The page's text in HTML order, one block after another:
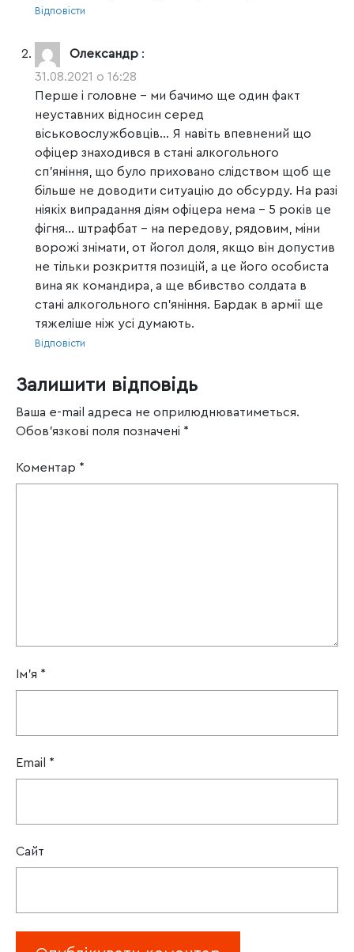
Відповісти
Олександр :
31.08.2021 о 16:28
Перше і головне – ми бачимо ще один факт
неуставних відносин серед
віськовослужбовців… Я навіть впевнений що
офіцер знаходився в стані алкогольного
сп’яніння, що було приховано слідством щоб ще
більше не доводити ситуацію до обсурду. На разі
ніякіх випрадання діям офіцера нема – 5 років це
фігня… штрафбат – на передову, рядовим, міни
ворожі знімати, от йогол доля, якщо він допустив
не тільки розкриття позицій, а це його особиста
вина як командира, а ще вбивство солдата в
стані алкогольного сп’яніння. Бардак в армії ще
тяжеліше ніж усі думають.
Відповісти
Залишити відповідь
Ваша e-mail адреса не оприлюднюватиметься.
Обов’язкові поля позначені *
Коментар *
Ім'я *
Email *
Сайт